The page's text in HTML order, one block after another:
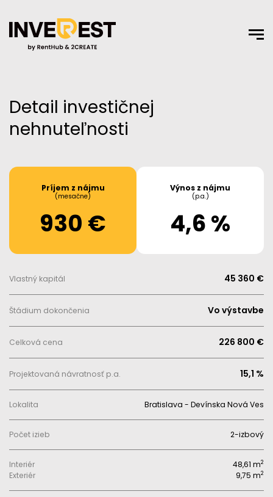
Detail investičnej
nehnuteľnosti
Príjem z nájmu
(mesačne)
930 €
Výnos z nájmu
(p.a.)
4,6 %
Vlastný kapitál 45 360 €
Štádium dokončenia Vo výstavbe
Celková cena 226 800 €
Projektovaná návratnosť p.a. 15,1 %
Lokalita Bratislava - Devínska Nová Ves
Počet izieb 2-izbový
Interiér 48,61 m2
Exteriér 9,75 m2